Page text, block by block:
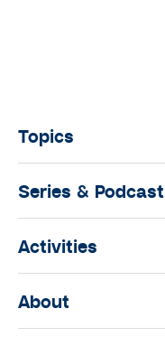
Topics
Series & Podcast
Activities
About